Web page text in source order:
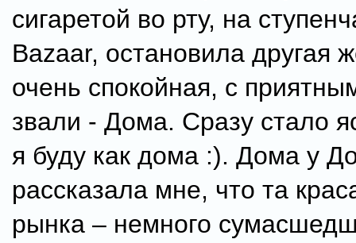
сигаретой во рту, на
Bazaar, остановила другая
очень спокойная, с
звали - Дома. Сразу стало
я буду как дома :). Дома у
рассказала мне, что та
рынка – немного